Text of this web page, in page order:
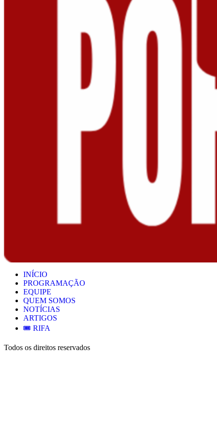
INÍCIO
PROGRAMAÇÃO
EQUIPE
QUEM SOMOS
NOTÍCIAS
ARTIGOS
🎟️ RIFA
Todos os direitos reservados